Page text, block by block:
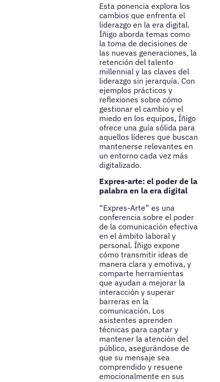
Esta ponencia explora los
cambios que enfrenta el
liderazgo en la era digital.
Íñigo aborda temas como
la toma de decisiones de
las nuevas generaciones, la
retención del talento
millennial y las claves del
liderazgo sin jerarquía. Con
ejemplos prácticos y
reflexiones sobre cómo
gestionar el cambio y el
miedo en los equipos, Íñigo
ofrece una guía sólida para
aquellos líderes que buscan
mantenerse relevantes en
un entorno cada vez más
digitalizado.
Expres-arte: el poder de la
palabra en la era digital
“Expres-Arte” es una
conferencia sobre el poder
de la comunicación efectiva
en el ámbito laboral y
personal. Íñigo expone
cómo transmitir ideas de
manera clara y emotiva, y
comparte herramientas
que ayudan a mejorar la
interacción y superar
barreras en la
comunicación. Los
asistentes aprenden
técnicas para captar y
mantener la atención del
público, asegurándose de
que su mensaje sea
comprendido y resuene
emocionalmente en sus